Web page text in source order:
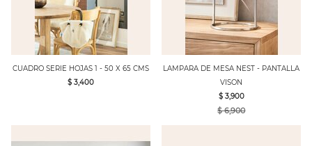
CUADRO SERIE HOJAS 1 - 50 X 65 CMS
$ 3,400
LAMPARA DE MESA NEST - PANTALLA
VISON
$ 3,900
$ 6,900